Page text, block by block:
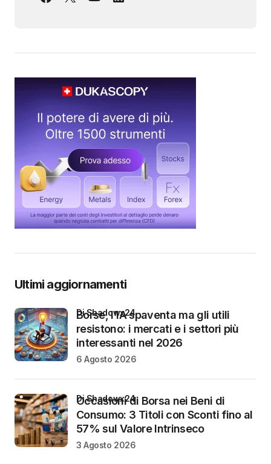
Ultimi aggiornamenti
Borse, l’IA spaventa ma gli utili
resistono: i mercati e i settori più
interessanti nel 2026
di Shadowx24
6 Agosto 2026
Occasioni di Borsa nei Beni di
Consumo: 3 Titoli con Sconti fino al
57% sul Valore Intrinseco
di Shadowx24
3 Agosto 2026